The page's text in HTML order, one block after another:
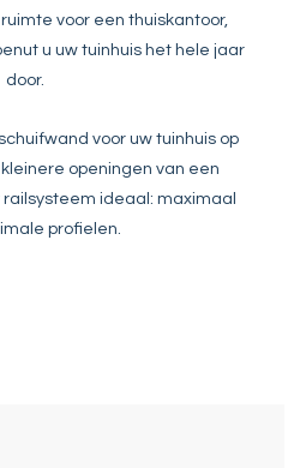
voor een thuiskantoor,
u uw tuinhuis het hele jaar
door.
voor uw tuinhuis op
openingen van een
ideaal: maximaal
profielen.